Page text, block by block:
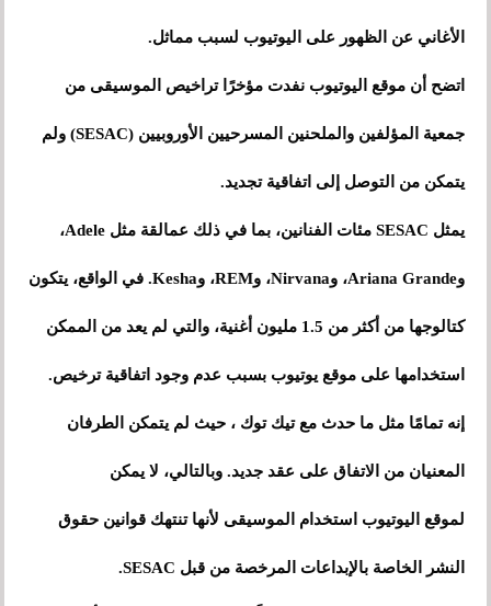
الأغاني عن الظهور على اليوتيوب لسبب مماثل.
اتضح أن موقع اليوتيوب نفدت مؤخرًا تراخيص الموسيقى من
جمعية المؤلفين والملحنين المسرحيين الأوروبيين (SESAC) ولم
يتمكن من التوصل إلى اتفاقية تجديد.
يمثل SESAC مئات الفنانين، بما في ذلك عمالقة مثل Adele،
وAriana Grande، وNirvana، وREM، وKesha. في الواقع، يتكون
كتالوجها من أكثر من 1.5 مليون أغنية، والتي لم يعد من الممكن
استخدامها على موقع يوتيوب بسبب عدم وجود اتفاقية ترخيص.
إنه تمامًا مثل ما حدث مع تيك توك ، حيث لم يتمكن الطرفان
المعنيان من الاتفاق على عقد جديد. وبالتالي، لا يمكن
لموقع اليوتيوب استخدام الموسيقى لأنها تنتهك قوانين حقوق
النشر الخاصة بالإبداعات المرخصة من قبل SESAC.